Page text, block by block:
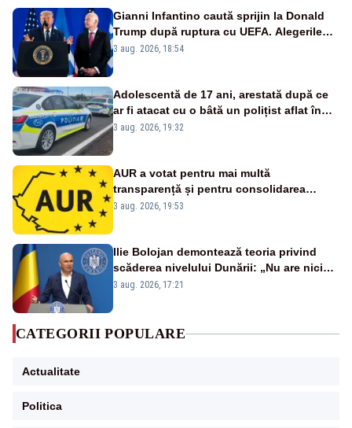
Gianni Infantino caută sprijin la Donald
Trump după ruptura cu UEFA. Alegerile
FIFA din 2027 se anunță incendiare
3 aug. 2026, 18:54
Adolescentă de 17 ani, arestată după ce
ar fi atacat cu o bâtă un polițist aflat în
misiune
3 aug. 2026, 19:32
AUR a votat pentru mai multă
transparență și pentru consolidarea
standardelor de integritate în funcțiile
3 aug. 2026, 19:53
Ilie Bolojan demontează teoria privind
scăderea nivelului Dunării: „Nu are nicio
legătură cu realitatea”
3 aug. 2026, 17:21
CATEGORII POPULARE
Actualitate
Politica